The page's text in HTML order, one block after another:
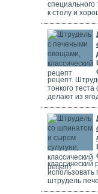
специального
к столу и
начинки мы
придают
аромат,
вкусным.
клубнику,
используете
муки.
рецепт.
тонкого
делают из
можно
грибами,
рецепте
овощей:
помидоров. В
в начинку
картофель,
не хочется
готовое
классический
использовать
штрудель
делали из